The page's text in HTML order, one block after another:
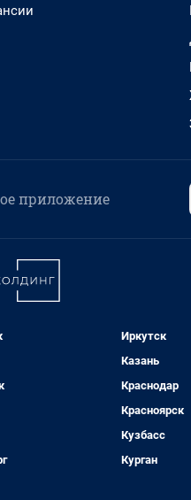
приложение
Иркутск
Казань
Краснодар
Красноярск
Кузбасс
Курган